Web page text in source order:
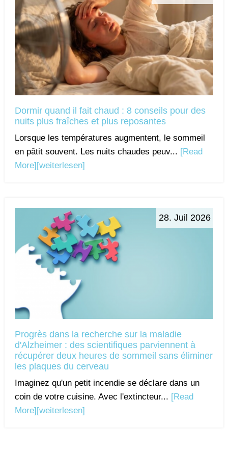
Dormir quand il fait chaud : 8 conseils pour des
nuits plus fraîches et plus reposantes
Lorsque les températures augmentent, le sommeil
en pâtit souvent. Les nuits chaudes peuv... [Read
More][weiterlesen]
28. Juil 2026
Progrès dans la recherche sur la maladie
d'Alzheimer : des scientifiques parviennent à
récupérer deux heures de sommeil sans éliminer
les plaques du cerveau
Imaginez qu'un petit incendie se déclare dans un
coin de votre cuisine. Avec l'extincteur... [Read
More][weiterlesen]